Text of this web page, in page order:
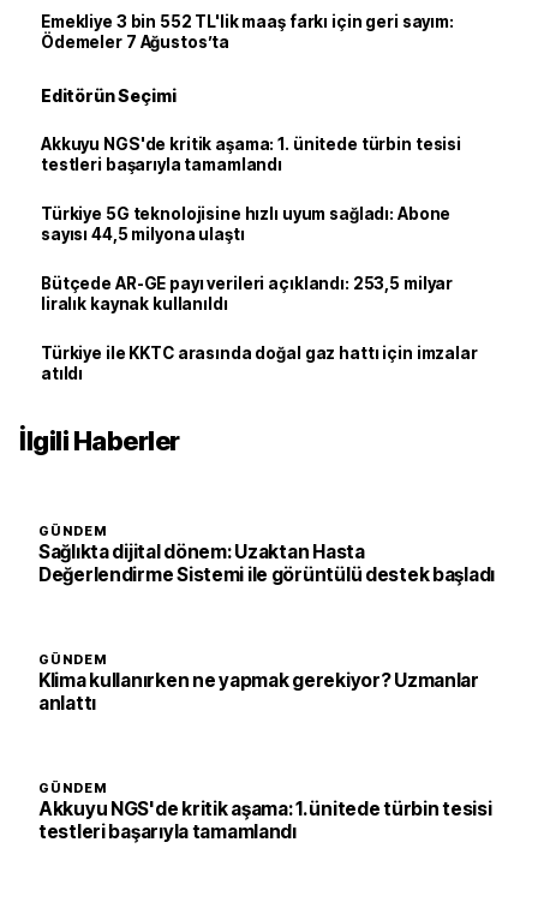
Emekliye 3 bin 552 TL'lik maaş farkı için geri sayım:
Ödemeler 7 Ağustos’ta
Editörün Seçimi
Akkuyu NGS'de kritik aşama: 1. ünitede türbin tesisi
testleri başarıyla tamamlandı
Türkiye 5G teknolojisine hızlı uyum sağladı: Abone
sayısı 44,5 milyona ulaştı
Bütçede AR-GE payı verileri açıklandı: 253,5 milyar
liralık kaynak kullanıldı
Türkiye ile KKTC arasında doğal gaz hattı için imzalar
atıldı
İlgili Haberler
GÜNDEM
Sağlıkta dijital dönem: Uzaktan Hasta
Değerlendirme Sistemi ile görüntülü destek başladı
GÜNDEM
Klima kullanırken ne yapmak gerekiyor? Uzmanlar
anlattı
GÜNDEM
Akkuyu NGS'de kritik aşama: 1. ünitede türbin tesisi
testleri başarıyla tamamlandı